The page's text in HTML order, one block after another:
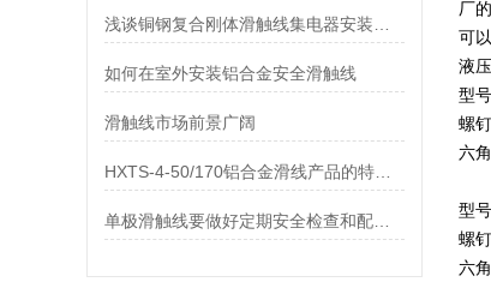
如何在室外安装铝合金安全滑触线
滑触线市场前景广阔
HXTS-4-50/170铝合金滑线产品的特点及用途
单极滑触线要做好定期安全检查和配置问题
厂
可
液
型
螺
六
型
螺
六